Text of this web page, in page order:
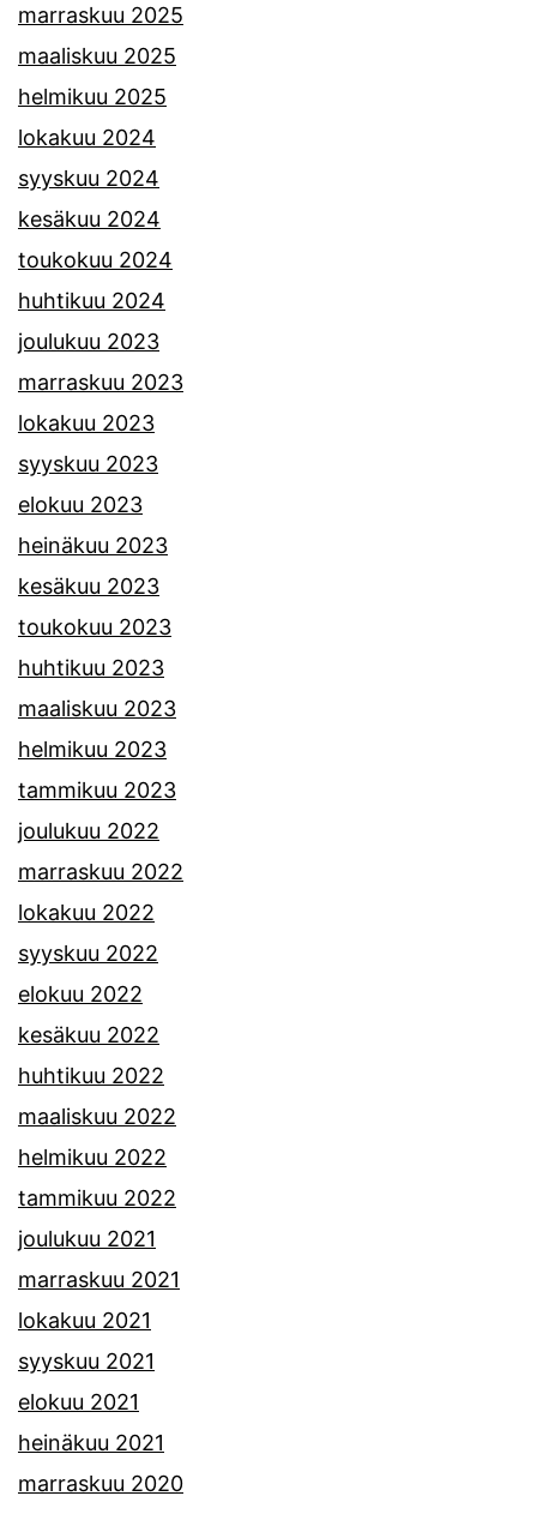
marraskuu 2025
maaliskuu 2025
helmikuu 2025
lokakuu 2024
syyskuu 2024
kesäkuu 2024
toukokuu 2024
huhtikuu 2024
joulukuu 2023
marraskuu 2023
lokakuu 2023
syyskuu 2023
elokuu 2023
heinäkuu 2023
kesäkuu 2023
toukokuu 2023
huhtikuu 2023
maaliskuu 2023
helmikuu 2023
tammikuu 2023
joulukuu 2022
marraskuu 2022
lokakuu 2022
syyskuu 2022
elokuu 2022
kesäkuu 2022
huhtikuu 2022
maaliskuu 2022
helmikuu 2022
tammikuu 2022
joulukuu 2021
marraskuu 2021
lokakuu 2021
syyskuu 2021
elokuu 2021
heinäkuu 2021
marraskuu 2020